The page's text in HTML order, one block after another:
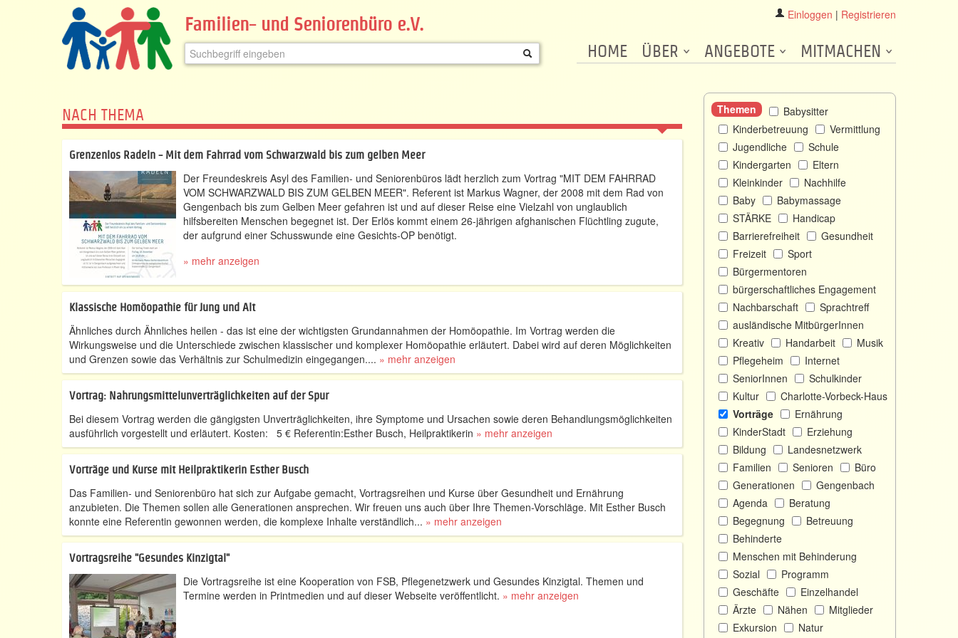
Familien- und Seniorenbüro e.V. Einloggen | Registrieren
HOME ÜBER ANGEBOTE MITMACHEN
NACH THEMA
Grenzenlos Radeln - Mit dem Fahrrad vom Schwarzwald bis zum gelben Meer
Der Freundeskreis Asyl des Familien- und Seniorenbüros lädt herzlich zum Vortrag "MIT DEM FAHRRAD
VOM SCHWARZWALD BIS ZUM GELBEN MEER". Referent ist Markus Wagner, der 2008 mit dem Rad von
Gengenbach bis zum Gelben Meer gefahren ist und auf dieser Reise eine Vielzahl von unglaublich
hilfsbereiten Menschen begegnet ist. Der Erlös kommt einem 26-jährigen afghanischen Flüchtling zugute,
der aufgrund einer Schusswunde eine Gesichts-OP benötigt.
» mehr anzeigen
Klassische Homöopathie für Jung und Alt
Ähnliches durch Ähnliches heilen - das ist eine der wichtigsten Grundannahmen der Homöopathie. Im Vortrag werden die
Wirkungsweise und die Unterschiede zwischen klassischer und komplexer Homöopathie erläutert. Dabei wird auf deren Möglichkeiten
und Grenzen sowie das Verhältnis zur Schulmedizin eingegangen.... » mehr anzeigen
Vortrag: Nahrungsmittelunverträglichkeiten auf der Spur
Bei diesem Vortrag werden die gängigsten Unverträglichkeiten, ihre Symptome und Ursachen sowie deren Behandlungsmöglichkeiten
ausführlich vorgestellt und erläutert. Kosten: 5 € Referentin:Esther Busch, Heilpraktikerin » mehr anzeigen
Vorträge und Kurse mit Heilpraktikerin Esther Busch
Das Familien- und Seniorenbüro hat sich zur Aufgabe gemacht, Vortragsreihen und Kurse über Gesundheit und Ernährung
anzubieten. Die Themen sollen alle Generationen ansprechen. Wir freuen uns auch über Ihre Themen-Vorschläge. Mit Esther Busch
konnte eine Referentin gewonnen werden, die komplexe Inhalte verständlich... » mehr anzeigen
Vortragsreihe "Gesundes Kinzigtal"
Die Vortragsreihe ist eine Kooperation von FSB, Pflegenetzwerk und Gesundes Kinzigtal. Themen und
Termine werden in Printmedien und auf dieser Webseite veröffentlicht. » mehr anzeigen
Themen
Babysitter
Kinderbetreuung
Vermittlung
Jugendliche
Schule
Kindergarten
Eltern
Kleinkinder
Nachhilfe
Baby
Babymassage
STÄRKE
Handicap
Barrierefreiheit
Gesundheit
Freizeit
Sport
Bürgermentoren
bürgerschaftliches Engagement
Nachbarschaft
Sprachtreff
ausländische MitbürgerInnen
Kreativ
Handarbeit
Musik
Pflegeheim
Internet
SeniorInnen
Schulkinder
Kultur
Charlotte-Vorbeck-Haus
Vorträge
Ernährung
KinderStadt
Erziehung
Bildung
Landesnetzwerk
Familien
Senioren
Büro
Generationen
Gengenbach
Agenda
Beratung
Begegnung
Betreuung
Behinderte
Menschen mit Behinderung
Sozial
Programm
Geschäfte
Einzelhandel
Ärzte
Nähen
Mitglieder
Exkursion
Natur